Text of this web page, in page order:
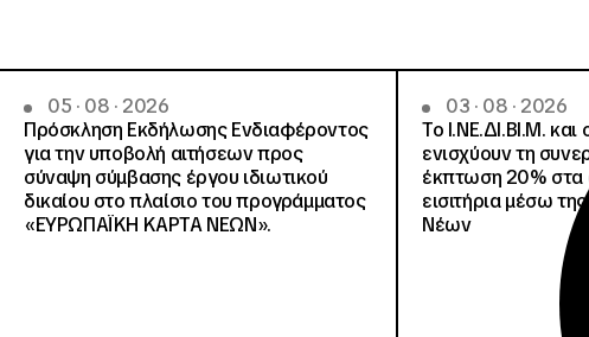
05 · 08 · 2026
Πρόσκληση Εκδήλωσης Ενδιαφέροντος
για την υποβολή αιτήσεων προς
σύναψη σύμβασης έργου ιδιωτικού
δικαίου στο πλαίσιο του προγράμματος
«ΕΥΡΩΠΑΪΚΗ ΚΑΡΤΑ ΝΕΩΝ».
03 · 08 · 2026
Το Ι.ΝΕ.ΔΙ.ΒΙ.Μ. και
ενισχύουν τη
έκπτωση 20% στα
εισιτήρια μέσω
Νέων